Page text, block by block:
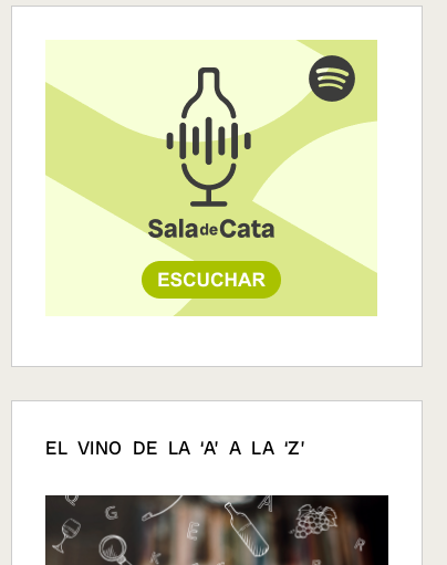
EL VINO DE LA ‘A’ A LA ‘Z’